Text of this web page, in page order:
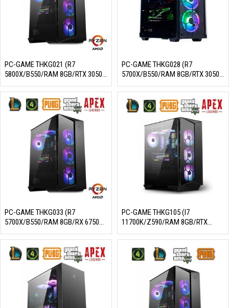
PC-GAME THKG021 (R7
5800X/B550/RAM 8GB/RTX 3050
8GB/SSD 256GB/650W/DOS)
PC-GAME THKG028 (R7
5700X/B550/RAM 8GB/RTX 3050
8GB/SSD 256GB/650W/DOS)
PC-GAME THKG033 (R7
5700X/B550/RAM 8GB/RX 6750
XT 12G/SSD 256GB/650W/DOS)
PC-GAME THKG105 (I7
11700K/Z590/RAM 8GB/RTX
2060/SSD 256GB/650W/DOS)